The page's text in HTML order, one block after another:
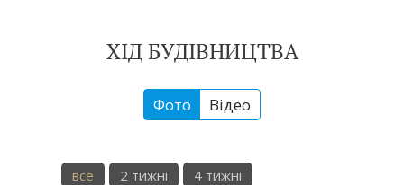
ХІД БУДІВНИЦТВА
Фото Відео
все 2 тижні 4 тижні